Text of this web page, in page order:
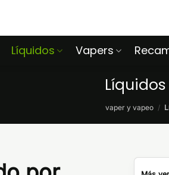
Líquidos Vapers
vaper y vapeo /